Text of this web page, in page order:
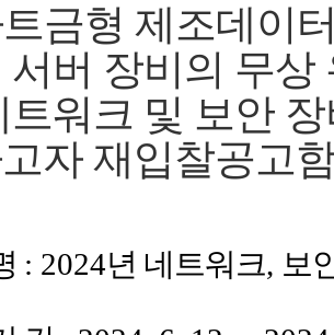
금형 제조데이
서버 장비의 무
트워크 및 보안
자 재입찰공고
: 2024년 네트워크, 보